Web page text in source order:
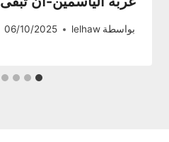
بواسطة lelhaw
06/10/2025